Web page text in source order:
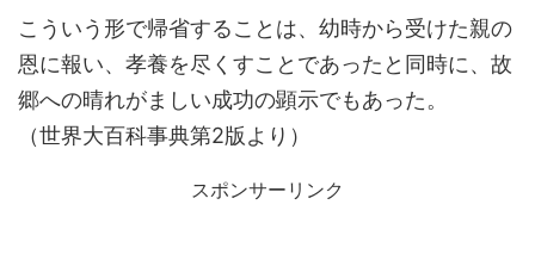
こういう形で帰省することは、幼時から受けた親の
恩に報い、孝養を尽くすことであったと同時に、故
郷への晴れがましい成功の顕示でもあった。
（世界大百科事典第2版より）
スポンサーリンク